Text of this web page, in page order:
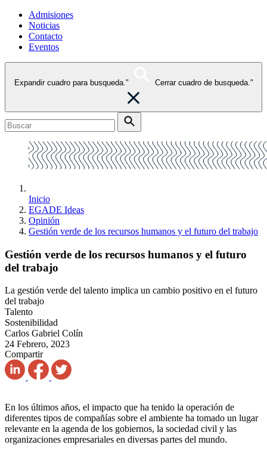
Admisiones
Noticias
Contacto
Eventos
Expandir cuadro para busqueda." Cerrar cuadro de busqueda."
Inicio
EGADE Ideas
Opinión
Gestión verde de los recursos humanos y el futuro del trabajo
Gestión verde de los recursos humanos y el futuro
del trabajo
La gestión verde del talento implica un cambio positivo en el futuro
del trabajo
Talento
Sostenibilidad
Carlos Gabriel Colín
24 Febrero, 2023
Compartir
En los últimos años, el impacto que ha tenido la operación de
diferentes tipos de compañías sobre el ambiente ha tomado un lugar
relevante en la agenda de los gobiernos, la sociedad civil y las
organizaciones empresariales en diversas partes del mundo.